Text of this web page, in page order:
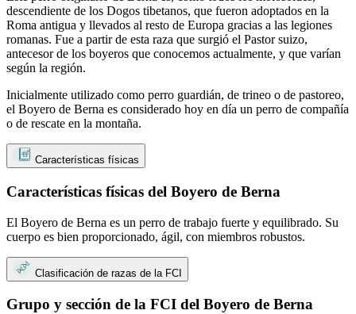
descendiente de los Dogos tibetanos, que fueron adoptados en la
Roma antigua y llevados al resto de Europa gracias a las legiones
romanas. Fue a partir de esta raza que surgió el Pastor suizo,
antecesor de los boyeros que conocemos actualmente, y que varían
según la región.
Inicialmente utilizado como perro guardián, de trineo o de pastoreo,
el Boyero de Berna es considerado hoy en día un perro de compañía
o de rescate en la montaña.
Características físicas
Características físicas del Boyero de Berna
El Boyero de Berna es un perro de trabajo fuerte y equilibrado. Su
cuerpo es bien proporcionado, ágil, con miembros robustos.
Clasificación de razas de la FCI
Grupo y sección de la FCI del Boyero de Berna